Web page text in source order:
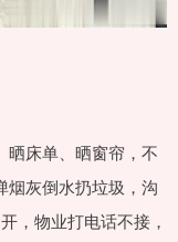
晒床单、晒窗帘，不
烟灰倒水扔垃圾，沟
，物业打电话不接，